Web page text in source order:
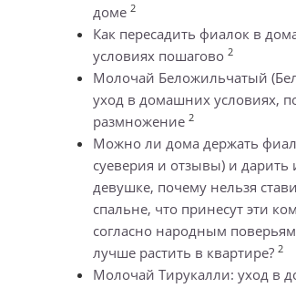
доме 2
Как пересадить фиалок в
условиях пошагово 2
Молочай Беложильчатый
уход в домашних условиях,
размножение 2
Можно ли дома держать
суеверия и отзывы) и дарить
девушке, почему нельзя
спальне, что принесут эти
согласно народным
лучше растить в квартире? 2
Молочай Тирукалли: уход в